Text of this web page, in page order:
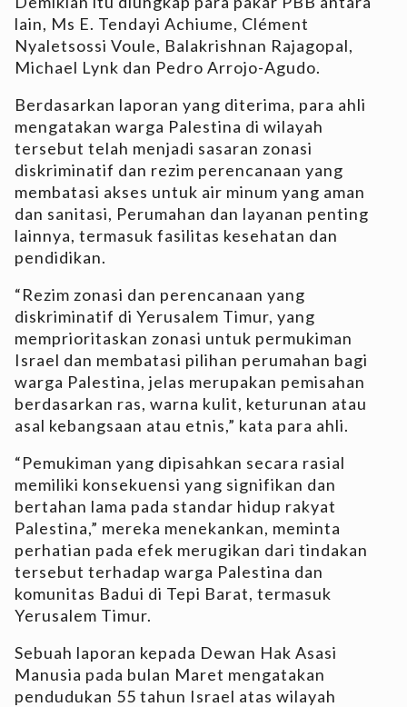
lain, Ms E. Tendayi Achiume, Clément
Nyaletsossi Voule, Balakrishnan Rajagopal,
Michael Lynk dan Pedro Arrojo-Agudo.
Berdasarkan laporan yang diterima, para ahli
mengatakan warga Palestina di wilayah
tersebut telah menjadi sasaran zonasi
diskriminatif dan rezim perencanaan yang
membatasi akses untuk air minum yang aman
dan sanitasi, Perumahan dan layanan penting
lainnya, termasuk fasilitas kesehatan dan
pendidikan.
“Rezim zonasi dan perencanaan yang
diskriminatif di Yerusalem Timur, yang
memprioritaskan zonasi untuk permukiman
Israel dan membatasi pilihan perumahan bagi
warga Palestina, jelas merupakan pemisahan
berdasarkan ras, warna kulit, keturunan atau
asal kebangsaan atau etnis,” kata para ahli.
“Pemukiman yang dipisahkan secara rasial
memiliki konsekuensi yang signifikan dan
bertahan lama pada standar hidup rakyat
Palestina,” mereka menekankan, meminta
perhatian pada efek merugikan dari tindakan
tersebut terhadap warga Palestina dan
komunitas Badui di Tepi Barat, termasuk
Yerusalem Timur.
Sebuah laporan kepada Dewan Hak Asasi
Manusia pada bulan Maret mengatakan
pendudukan 55 tahun Israel atas wilayah